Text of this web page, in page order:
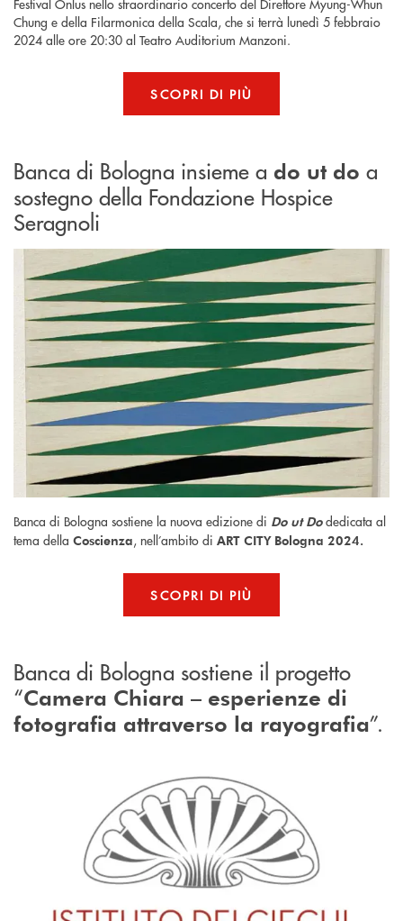
Festival Onlus nello straordinario concerto del Direttore Myung-Whun
Chung e della Filarmonica della Scala, che si terrà lunedì 5 febbraio
2024 alle ore 20:30 al Teatro Auditorium Manzoni.
SCOPRI DI PIÙ
Banca di Bologna insieme a do ut do a
sostegno della Fondazione Hospice
Seragnoli
Banca di Bologna sostiene la nuova edizione di Do ut Dodedicata al
tema della Coscienza, nell’ambito di ART CITY Bologna 2024.
SCOPRI DI PIÙ
Banca di Bologna sostiene il progetto
“Camera Chiara – esperienze di
fotografia attraverso la rayografia”.